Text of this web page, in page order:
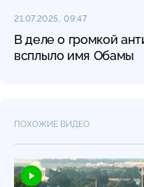
21.07.2025, 09:47
В деле о громкой
всплыло имя Обамы
ПОХОЖИЕ ВИДЕО